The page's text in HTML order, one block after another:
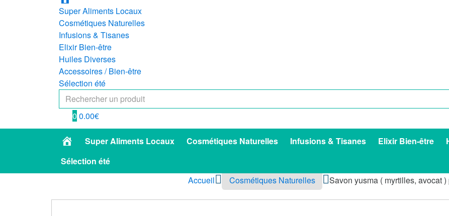
Super Aliments Locaux
Cosmétiques Naturelles
Infusions & Tisanes
Elixir Bien-être
Huiles Diverses
Accessoires / Bien-être
Sélection été
Search
for:
0 0.00€
Accueil
Super Aliments Locaux Cosmétiques Naturelles Infusions & Tisanes Elixir Bien-être
Sélection été
Accueil
Cosmétiques Naturelles Savon yusma ( myrtilles, avocat